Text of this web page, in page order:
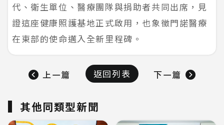
代、衛生單位、醫療團隊與捐助者共同出席，見
證這座健康照護基地正式啟用，也象徵門諾醫療
在東部的使命邁入全新里程碑。
上一篇 返回列表 下一篇
其他同類型新聞